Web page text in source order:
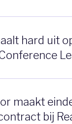
hard uit
maakt
bij